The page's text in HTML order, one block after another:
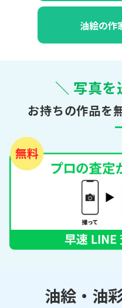
油絵の作
＼ 写真を
お持ちの作品を
油絵・油